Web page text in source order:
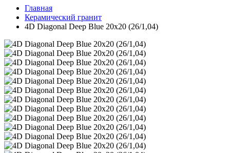
Главная
Керамический гранит
4D Diagonal Deep Blue 20х20 (26/1,04)